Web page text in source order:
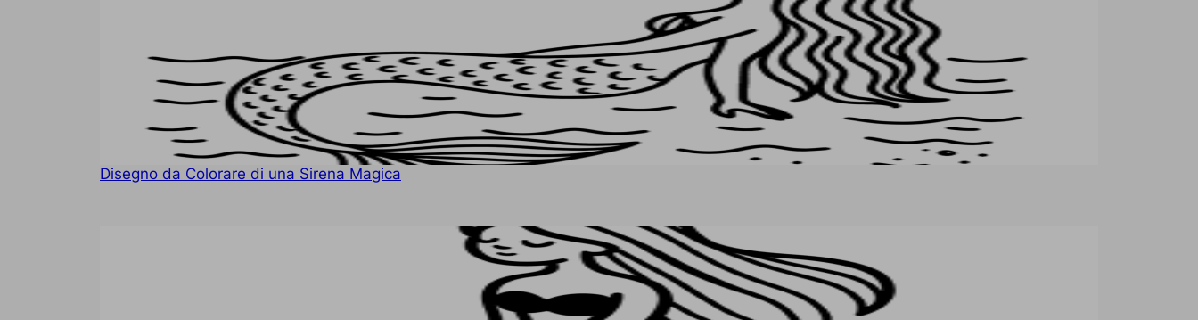
Disegno da Colorare di una Sirena Magica